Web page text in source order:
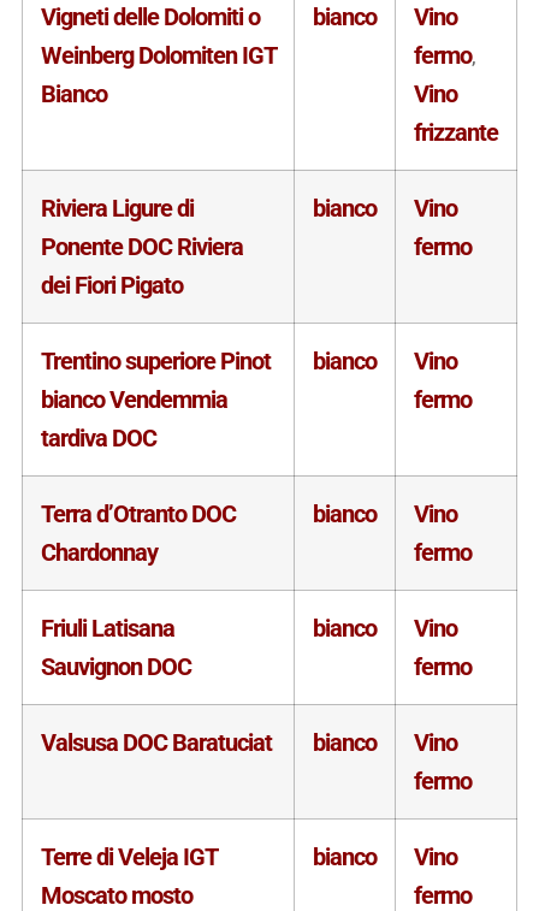
Vigneti delle Dolomiti o
Weinberg Dolomiten IGT
Bianco
bianco
Vino
fermo,
Vino
frizzante
Riviera Ligure di
Ponente DOC Riviera
dei Fiori Pigato
bianco
Vino
fermo
Trentino superiore Pinot
bianco Vendemmia
tardiva DOC
bianco
Vino
fermo
Terra d’Otranto DOC
Chardonnay
bianco
Vino
fermo
Friuli Latisana
Sauvignon DOC
bianco
Vino
fermo
Valsusa DOC Baratuciat bianco
Vino
fermo
Terre di Veleja IGT
Moscato mosto
bianco
Vino
fermo